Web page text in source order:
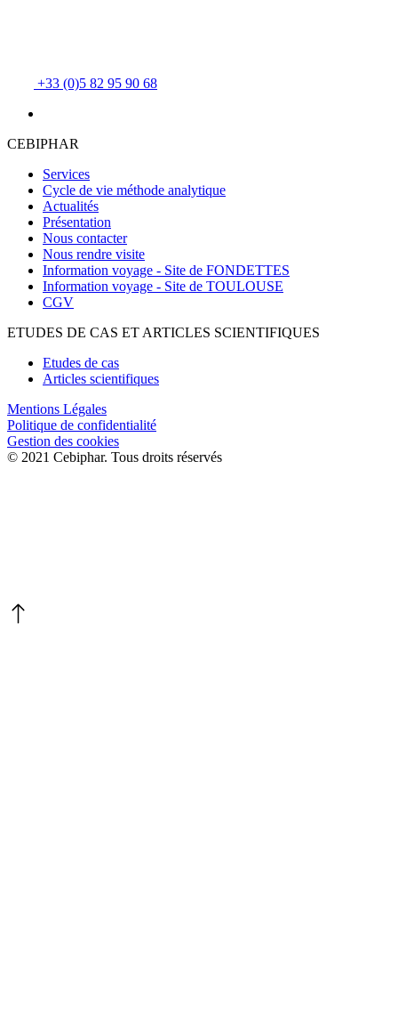
+33 (0)5 82 95 90 68
CEBIPHAR
Services
Cycle de vie méthode analytique
Actualités
Présentation
Nous contacter
Nous rendre visite
Information voyage - Site de FONDETTES
Information voyage - Site de TOULOUSE
CGV
ETUDES DE CAS ET ARTICLES SCIENTIFIQUES
Etudes de cas
Articles scientifiques
Mentions Légales
Politique de confidentialité
Gestion des cookies
© 2021 Cebiphar. Tous droits réservés